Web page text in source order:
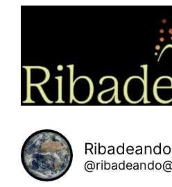
Ribadeando